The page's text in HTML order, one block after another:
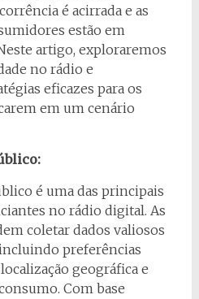
é acirrada e as
estão em
artigo, exploraremos
no rádio e
eficazes para os
em um cenário
é uma das principais
no rádio digital. As
coletar dados valiosos
preferências
geográfica e
Com base